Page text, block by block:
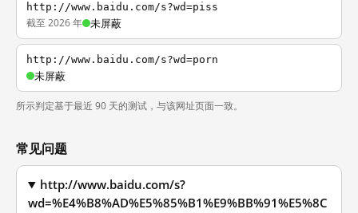
http://www.baidu.com/s?wd=piss
截至 2026 年 未屏蔽
http://www.baidu.com/s?wd=porn
未屏蔽
所示判定基于最近 90 天的测试，与该网址页面一致。
常见问题
http://www.baidu.com/s?
wd=%E4%B8%AD%E5%85%B1%E9%BB%91%E5%8C